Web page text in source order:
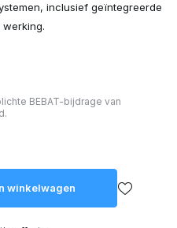
inclusief geïntegreerde
werking.
BEBAT-bijdrage van
winkelwagen